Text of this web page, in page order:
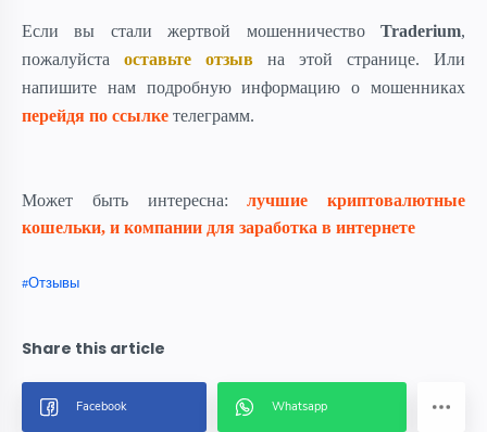
Если вы стали жертвой мошенничество Traderium,
пожалуйста оставьте отзыв на этой странице. Или
напишите нам подробную информацию о мошенниках
перейдя по ссылке телеграмм.
Может быть интересна:
лучшие криптовалютные
кошельки, и компании для заработка в интернете
Отзывы